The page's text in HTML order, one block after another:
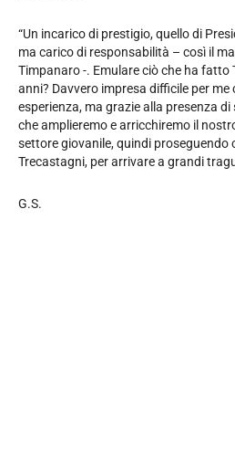
“Un incarico di prestigio, quello di
ma carico di responsabilità – così il
Timpanaro -. Emulare ciò che ha fatto
anni? Davvero impresa difficile per me
esperienza, ma grazie alla presenza
che amplieremo e arricchiremo il
settore giovanile, quindi proseguendo
Trecastagni, per arrivare a grandi
G.S.